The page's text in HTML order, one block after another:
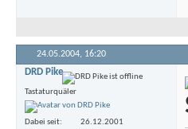
24.05.2004, 16:20
DRD Pike
Tastaturquäler
Dabei seit
26.12.2001